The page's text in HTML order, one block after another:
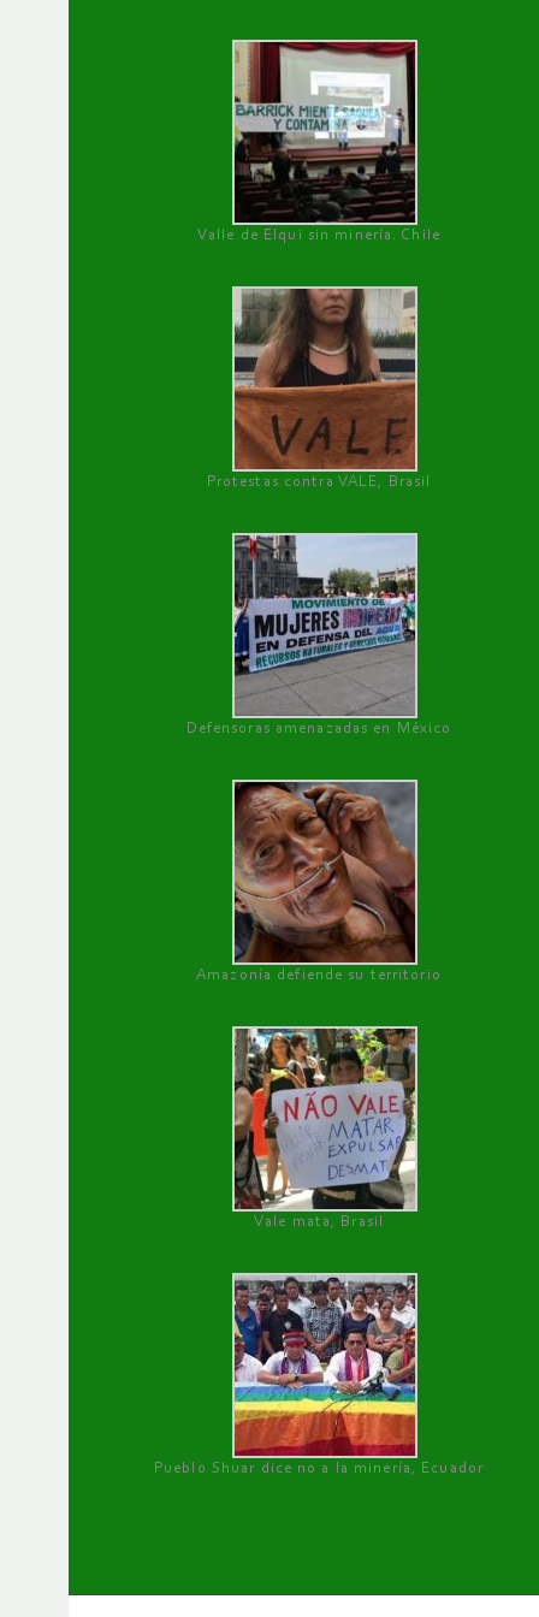
Valle de Elqui sin minería. Chile
Protestas contra VALE, Brasil
Defensoras amenazadas en México
Amazonía defiende su territorio
Vale mata, Brasil
Pueblo Shuar dice no a la minería, Ecuador